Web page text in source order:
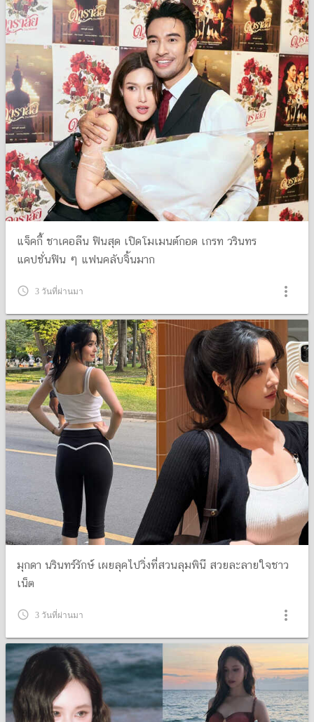
แจ็คกี้ ชาเคอลีน ฟินสุด เปิดโมเมนต์กอด เกรท วรินทร
แคปชั่นฟิน ๆ แฟนคลับจิ้นมาก
query_builder 3 วันที่ผ่านมา more_vert
มุกดา นรินทร์รักษ์ เผยลุคไปวิ่งที่สวนลุมพินี สวยละลายใจชาว
เน็ต
query_builder 3 วันที่ผ่านมา more_vert